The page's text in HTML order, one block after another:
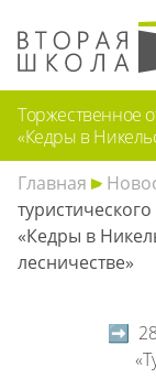
Торжественное
«Кедры в
Главная
«Кедры в
лесничестве»
➡️ 28